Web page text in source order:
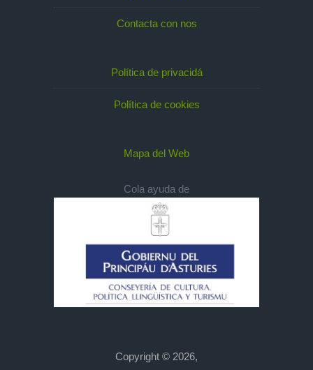
Contacta con nos
Política de privacidá
Política de cookies
Mapa del Web
Cola ayuda de
Copyright © 2026,